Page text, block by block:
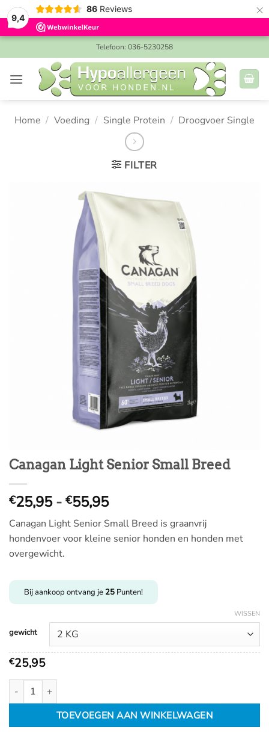
9,4
86 Reviews ×
Ga
naar
inhoud
Telefoon: 036-5230258
Home / Voeding / Single Protein / Droogvoer Single
FILTER
Canagan Light Senior Small Breed
€25,95 - €55,95Prijsklasse:
€
25,95
tot
Canagan Light Senior Small Breed is graanvrij
hondenvoer voor kleine senior honden en honden met
overgewicht.
Bij aankoop ontvang je 25 Punten!
gewicht
WISSEN
€25,95
Canagan Light Senior Small Breed aantal
TOEVOEGEN AAN WINKELWAGEN